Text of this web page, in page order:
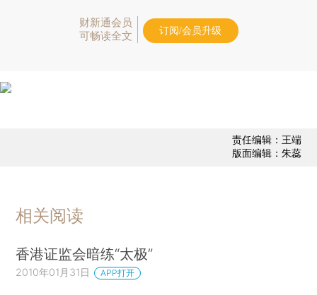
财新通会员
可畅读全文
订阅/会员升级
责任编辑：王端
版面编辑：朱蕊
相关阅读
香港证监会暗练“太极”
2010年01月31日 APP打开